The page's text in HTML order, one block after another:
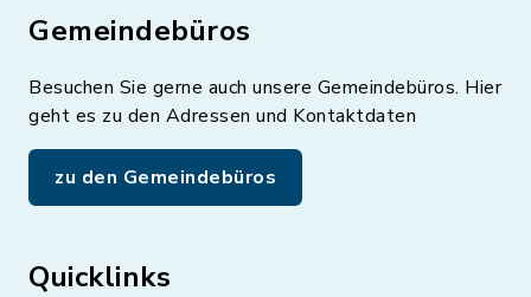
Gemeindebüros
Besuchen Sie gerne auch unsere Gemeindebüros. Hier
geht es zu den Adressen und Kontaktdaten
zu den Gemeindebüros
Quicklinks